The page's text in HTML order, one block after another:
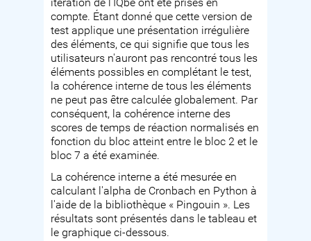
itération de l'IQbe ont été prises en
compte. Étant donné que cette version de
test applique une présentation irrégulière
des éléments, ce qui signifie que tous les
utilisateurs n'auront pas rencontré tous les
éléments possibles en complétant le test,
la cohérence interne de tous les éléments
ne peut pas être calculée globalement. Par
conséquent, la cohérence interne des
scores de temps de réaction normalisés en
fonction du bloc atteint entre le bloc 2 et le
bloc 7 a été examinée.
La cohérence interne a été mesurée en
calculant l'alpha de Cronbach en Python à
l'aide de la bibliothèque « Pingouin ». Les
résultats sont présentés dans le tableau et
le graphique ci-dessous.